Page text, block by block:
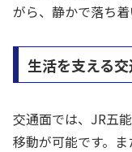
がら、静かで落ち着
生活を支える
交通面では、JR五
移動が可能です。